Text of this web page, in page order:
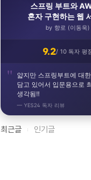
스프링 부트와
혼자 구현하는 웹
by 향로 (이동욱)
9.2/ 10 독자 평
얇지만 스프링부트에 대
담고 있어서 입문용으로
생각됨!!
— YES24 독자 리뷰
최근글 인기글